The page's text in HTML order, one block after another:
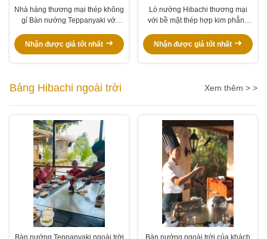
hình
Nhà hàng thương mại thép không
gỉ Bàn nướng Teppanyaki với
Nhận được giá tốt nhất
Lò nướng Hibachi thương mại
với bề mặt thép hợp kim phẳng
Nhận được giá tốt nhất
Bảng Hibachi ngoài trời Xem thêm > >
Bàn nướng Teppanyaki ngoài trời Bàn nướng ngoài trời của khách